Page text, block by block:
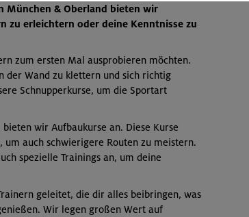
München & Oberland bieten wir
zu erleichtern oder deine Kenntnisse zu
zum ersten Mal ausprobieren möchten.
der Wand zu klettern und sich richtig
Schnupperkurse, um die Sportart
wir Aufbaukurse an. Diese Kurse
auch schwierigere Routen zu meistern.
spezielle Trainings an, um deine
geleitet, die dir alles beibringen, was
Wir legen großen Wert auf